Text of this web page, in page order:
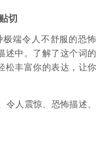
切
极端令人不舒服的恐怖
述中。了解了这个词的
松丰富你的表达，让你
令人震惊、恐怖描述、